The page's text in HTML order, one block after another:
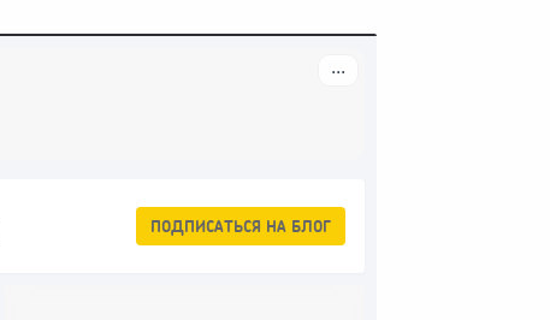
ПОДПИСАТЬСЯ НА БЛОГ